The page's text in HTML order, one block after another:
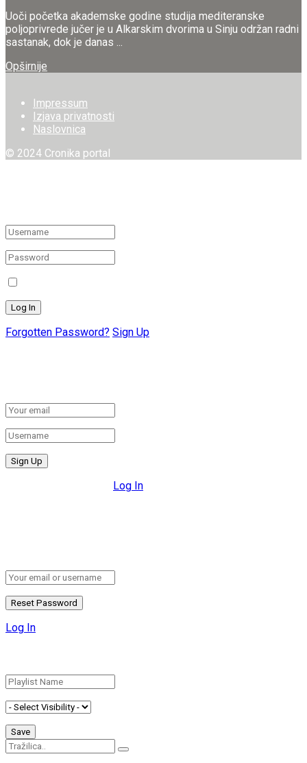
Uoči početka akademske godine studija mediteranske
poljoprivrede jučer je u Alkarskim dvorima u Sinju održan radni
sastanak, dok je danas ...
Opširnije
Impressum
Izjava privatnosti
Naslovnica
© 2024 Cronika portal
Forgotten Password? Sign Up
Log In
Log In